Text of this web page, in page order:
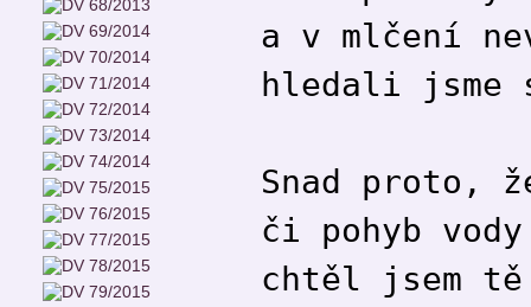
a v mlčení
hledali jsme
Snad proto,
či pohyb
chtěl jsem